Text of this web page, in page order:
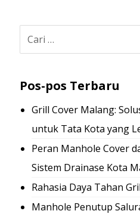
Pos-pos Terbaru
Grill Cover Malang:
untuk Tata Kota yang
Peran Manhole Cover
Sistem Drainase Kota
Rahasia Daya Tahan
Manhole Penutup